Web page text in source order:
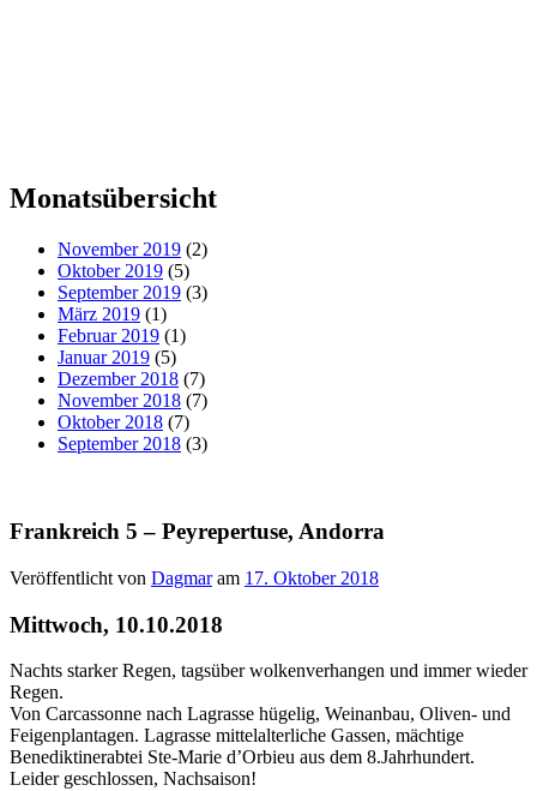
Monatsübersicht
November 2019 (2)
Oktober 2019 (5)
September 2019 (3)
März 2019 (1)
Februar 2019 (1)
Januar 2019 (5)
Dezember 2018 (7)
November 2018 (7)
Oktober 2018 (7)
September 2018 (3)
Frankreich 5 – Peyrepertuse, Andorra
Veröffentlicht von Dagmaram 17. Oktober 2018
Mittwoch, 10.10.2018
Nachts starker Regen, tagsüber wolkenverhangen und immer wieder
Regen.
Von Carcassonne nach Lagrasse hügelig, Weinanbau, Oliven- und
Feigenplantagen. Lagrasse mittelalterliche Gassen, mächtige
Benediktinerabtei Ste-Marie d’Orbieu aus dem 8.Jahrhundert.
Leider geschlossen, Nachsaison!